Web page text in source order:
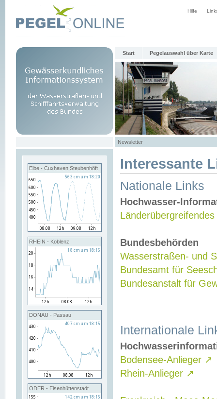
Hilfe
Start Pegelauswahl über Karte
Newsletter
Elbe - Cuxhaven Steubenhöft
RHEIN - Koblenz
DONAU - Passau
ODER - Eisenhüttenstadt
Interessante
Nationale Links
Hochwasser-
Bundesbehörden
Wasserstraßen- und
Bundesamt für
Bundesanstalt für
Internationale
Bodensee-Anlieger ↗
Rhein-Anlieger ↗